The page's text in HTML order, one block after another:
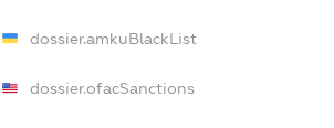
dossier.amkuBlackList
dossier.ofacSanctions